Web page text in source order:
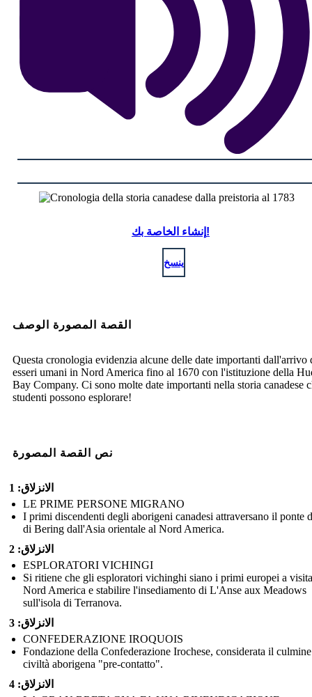
إنشاء الخاصة بك!
ينسخ
القصة المصورة الوصف
Questa cronologia evidenzia alcune delle date importanti dall'arrivo
esseri umani in Nord America fino al 1670 con l'istituzione della
Bay Company. Ci sono molte date importanti nella storia canadese
studenti possono esplorare!
نص القصة المصورة
الانزلاق: 1
LE PRIME PERSONE MIGRANO
I primi discendenti degli aborigeni canadesi attraversano il ponte
di Bering dall'Asia orientale al Nord America.
الانزلاق: 2
ESPLORATORI VICHINGI
Si ritiene che gli esploratori vichinghi siano i primi europei a
Nord America e stabilire l'insediamento di L'Anse aux Meadows
sull'isola di Terranova.
الانزلاق: 3
CONFEDERAZIONE IROQUOIS
Fondazione della Confederazione Irochese, considerata il
civiltà aborigena "pre-contatto".
الانزلاق: 4